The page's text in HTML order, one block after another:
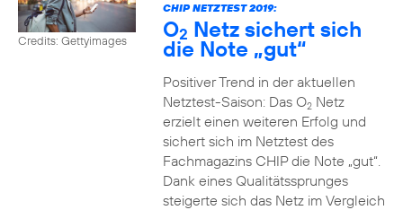
Credits: Gettyimages
CHIP NETZTEST 2019:
O2 Netz sichert sich
die Note „gut“
Positiver Trend in der aktuellen
Netztest-Saison: Das O2Netz
erzielt einen weiteren Erfolg und
sichert sich im Netztest des
Fachmagazins CHIP die Note „gut“.
Dank eines Qualitätssprunges
steigerte sich das Netz im Vergleich